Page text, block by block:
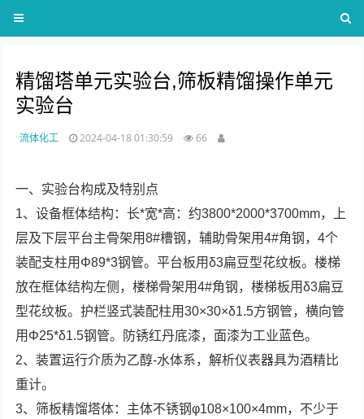
精馏塔单元实验台,筛板精馏操作单元
实验台
流体化工 2024-04-18 01:30:59 66
一、实验台构成及特别点
1、设备框体结构：长*宽*高：约3800*2000*3700mm，上
层及下层平台主骨架用8#槽钢，辅助骨架用4#角钢，4个
装配支柱用Φ89*3钢管。平台板用δ3扁豆型花纹板。楼梯
放在框体结构左侧，楼梯骨架用4#角钢，楼梯板用δ3扁豆
型花纹板。护栏竖式装配柱用30×30×δ1.5方钢管，横向管
用Φ25*δ1.5钢管。防锈红丹底漆，面漆为工业蓝色。
2、装置运行介质为乙醇-水体系，解析仪表器具为酒精比
重计。
3、筛板精馏塔体：主体不锈钢φ108×100×4mm，不少于